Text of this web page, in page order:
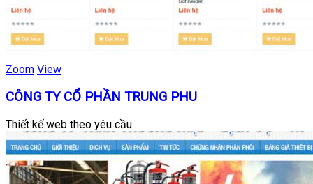
Zoom View
CÔNG TY CỔ PHẦN TRUNG PHU
Thiết kế web theo yêu cầu